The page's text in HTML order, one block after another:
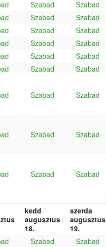
Szabad
Szabad
Szabad
Szabad
Szabad
Szabad
Szabad
Szabad
Szabad
Szabad
Szabad
Szabad
Szabad Szabad
Szabad Szabad
Szabad Szabad
kedd
augusztus
18.
szerda
augusztus
19.
Szabad
Szabad